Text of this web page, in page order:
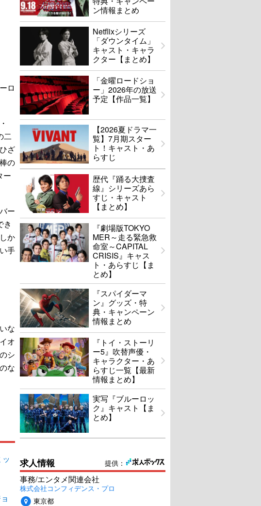
ロ
二
ざ
の
ー
ー
き
か
手
な
オ
シ
な
ン情報まとめ
Netflixシリーズ
「ダウンタイム」
キャスト・キャラ
クター【まとめ】
「金曜ロードショ
ー」2026年の放送
予定【作品一覧】
【2026夏ドラマ一
覧】7月期スター
ト！キャスト・あ
らすじ
歴代『踊る大捜査
線』シリーズあら
すじ・キャスト
【まとめ】
『劇場版TOKYO
MER～走る緊急救
命室～CAPITAL
CRISIS』キャス
ト・あらすじ【ま
とめ】
『スパイダーマ
ン』グッズ・特
典・キャンペーン
情報まとめ
『トイ・ストーリ
ー5』吹替声優・
キャラクター・あ
らすじ一覧【最新
情報まとめ】
実写『ブルーロッ
ク』キャスト【ま
とめ】
提供：
求人情報
事務/エンタメ関連会社
株式会社コンフィデンス・プロ
東京都